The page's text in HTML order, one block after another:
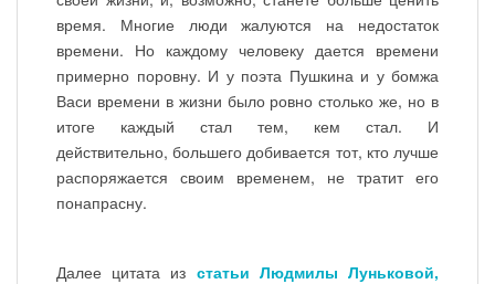
время. Многие люди жалуются на недостаток
времени. Но каждому человеку дается времени
примерно поровну. И у поэта Пушкина и у бомжа
Васи времени в жизни было ровно столько же, но в
итоге каждый стал тем, кем стал. И
действительно, большего добивается тот, кто лучше
распоряжается своим временем, не тратит его
понапрасну.
Далее цитата из статьи Людмилы Луньковой,